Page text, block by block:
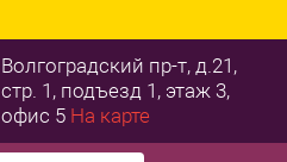
Волгоградский пр-т, д.21,
стр. 1, подъезд 1, этаж 3,
офис 5 На карте